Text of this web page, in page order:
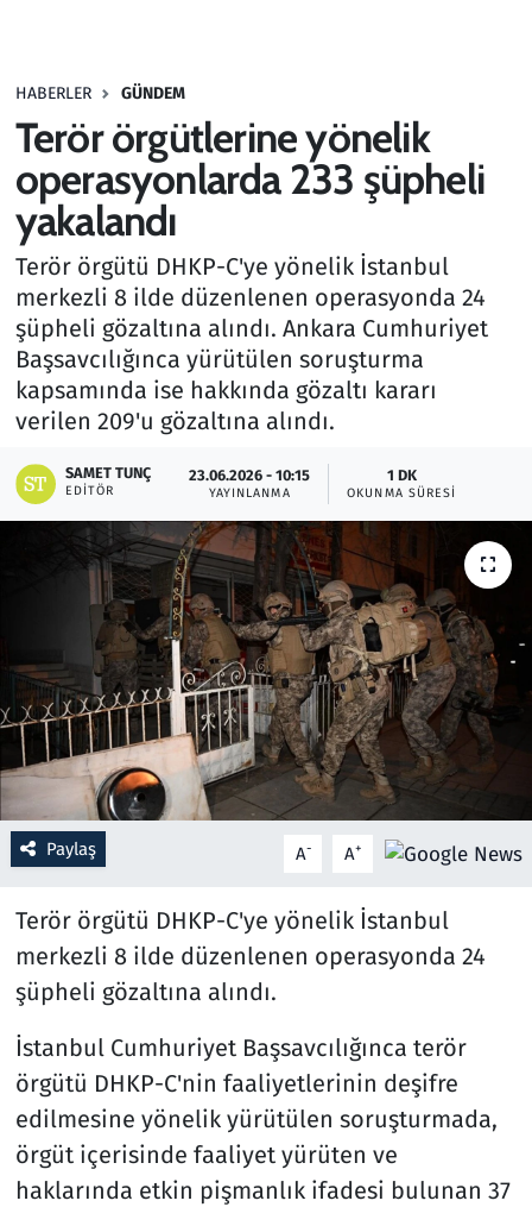
HABERLER GÜNDEM
Terör örgütlerine yönelik
operasyonlarda 233 şüpheli
yakalandı
Terör örgütü DHKP-C'ye yönelik İstanbul
merkezli 8 ilde düzenlenen operasyonda 24
şüpheli gözaltına alındı. Ankara Cumhuriyet
Başsavcılığınca yürütülen soruşturma
kapsamında ise hakkında gözaltı kararı
verilen 209'u gözaltına alındı.
SAMET TUNÇ
EDITÖR
23.06.2026 - 10:15
YAYINLANMA
1 DK
OKUNMA SÜRESI
Paylaş A- A+
Terör örgütü DHKP-C'ye yönelik İstanbul
merkezli 8 ilde düzenlenen operasyonda 24
şüpheli gözaltına alındı.
İstanbul Cumhuriyet Başsavcılığınca terör
örgütü DHKP-C'nin faaliyetlerinin deşifre
edilmesine yönelik yürütülen soruşturmada,
örgüt içerisinde faaliyet yürüten ve
haklarında etkin pişmanlık ifadesi bulunan 37
Haber
Kültür Sanat
Kurumsal Haberler
Lezzet Durağı
Memur ve Kamu
Otomobil
Oyun
Ramazan
Resmi İlanlar
Rüya Tabirleri
Sağlık
Savunma Sanayi
Seçim 2023
Teknoloji ve Bilim
Televizyon